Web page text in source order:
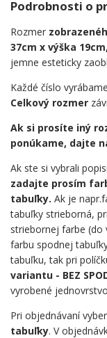
Podrobnosti o
Rozmer
37cm x výška
jemne esteticky
Každé číslo vyrábame
Celkový rozmer
Ak si prosíte iný
ponúkame, dajte
Ak ste si vybrali
zadajte prosím
tabuľky. Ak je
tabuľky strieborná,
striebornej farbe (do
farbu spodnej
tabuľku, tak pri
variantu - BEZ
vyrobené
Pri objednávaní
tabuľky. V